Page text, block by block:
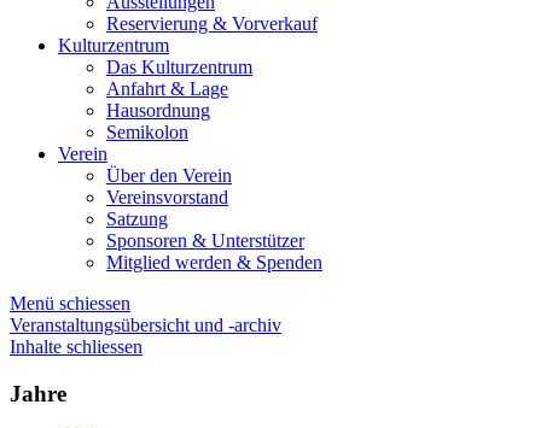
Reservierung & Vorverkauf
Kulturzentrum
Das Kulturzentrum
Anfahrt & Lage
Hausordnung
Semikolon
Verein
Über den Verein
Vereinsvorstand
Satzung
Sponsoren & Unterstützer
Mitglied werden & Spenden
Menü schiessen
Veranstaltungsübersicht und -archiv
Inhalte schliessen
Jahre